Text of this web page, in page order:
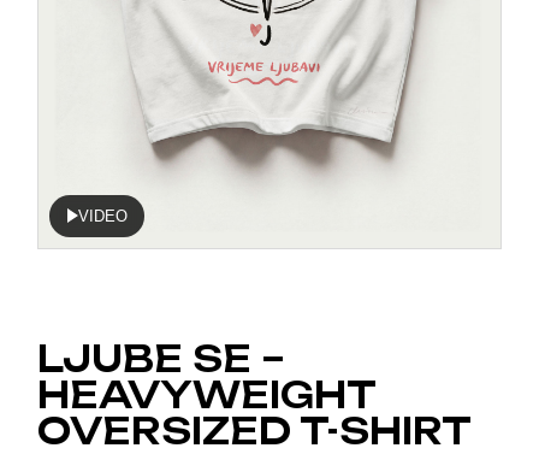
VIDEO
LJUBE SE –
HEAVYWEIGHT
OVERSIZED T-SHIRT